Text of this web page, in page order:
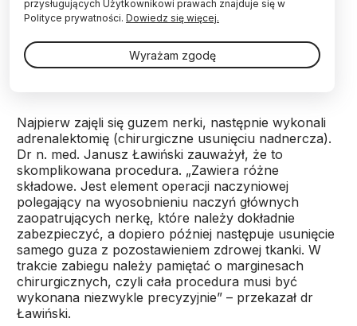
asyście robota chirurgicznego da Vinci. 60-letni
pacjent miał nowotwór nerki z przerzutami do
nadnercza. Lekarze z Kliniki Urologii i Urologii
Onkologicznej wykonali częściową resekcję nerki po
Najpierw zajęli się guzem nerki, następnie wykonali
adrenalektomię (chirurgiczne usunięciu nadnercza).
Dr n. med. Janusz Ławiński zauważył, że to
skomplikowana procedura. „Zawiera różne
składowe. Jest element operacji naczyniowej
polegający na wyosobnieniu naczyń głównych
zaopatrujących nerkę, które należy dokładnie
zabezpieczyć, a dopiero później następuje usunięcie
samego guza z pozostawieniem zdrowej tkanki. W
trakcie zabiegu należy pamiętać o marginesach
chirurgicznych, czyli cała procedura musi być
wykonana niezwykle precyzyjnie” – przekazał dr
Ławiński.
przysługujących Użytkownikowi prawach znajduje się w
Polityce prywatności. Dowiedz się więcej.
Wyrażam zgodę